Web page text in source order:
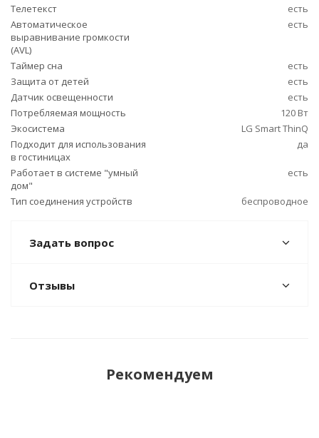
Телетекст
есть
Автоматическое
выравнивание громкости
(AVL)
есть
Таймер сна
есть
Защита от детей
есть
Датчик освещенности
есть
Потребляемая мощность
120 Вт
Экосистема
LG Smart ThinQ
Подходит для использования
в гостиницах
да
Работает в системе "умный
дом"
есть
Тип соединения устройств беспроводное
Задать вопрос
Отзывы
Рекомендуем